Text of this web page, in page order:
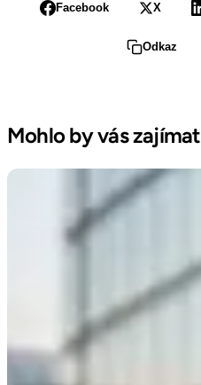
Facebook X
Odkaz
Mohlo by vás zajímat